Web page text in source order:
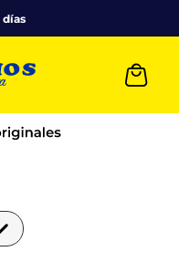
días